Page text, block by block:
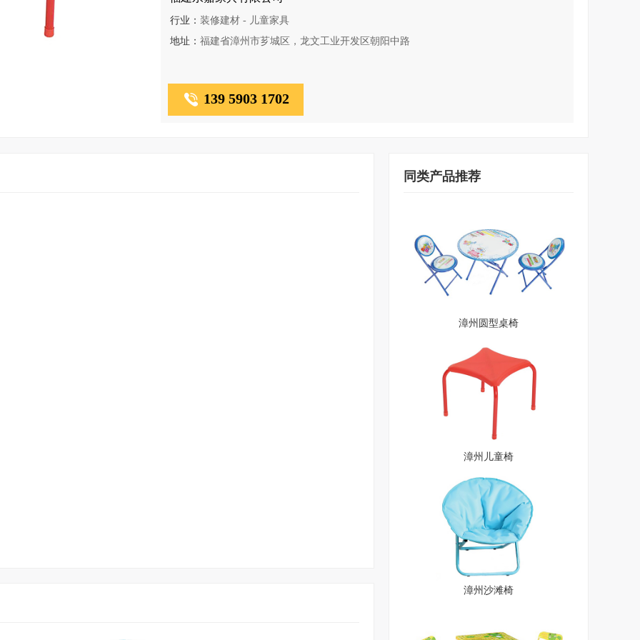
行业： 装修建材 - 儿童家具
地址： 福建省漳州市芗城区，龙文工业开发区朝阳中路
139 5903 1702
同类产品推荐
漳州圆型桌椅
漳州儿童椅
漳州沙滩椅